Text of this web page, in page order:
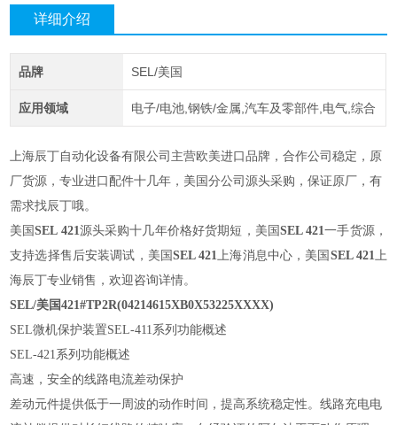
详细介绍
品牌 SEL/美国
应用领域 电子/电池,钢铁/金属,汽车及零部件,电气,综合
上海辰丁自动化设备有限公司主营欧美进口品牌，合作公司稳定，原
厂货源，专业进口配件十几年，美国分公司源头采购，保证原厂，有
需求找辰丁哦。
美国SEL 421源头采购十几年价格好货期短，美国 SEL 421一手货源，
支持选择售后安装调试，美国 SEL 421上海消息中心，美国 SEL 421上
海辰丁专业销售，欢迎咨询详情。
SEL/美国421#TP2R(04214615XB0X53225XXXX)
SEL微机保护装置SEL-411系列功能概述
SEL-421系列功能概述
高速，安全的线路电流差动保护
差动元件提供低于一周波的动作时间，提高系统稳定性。线路充电电